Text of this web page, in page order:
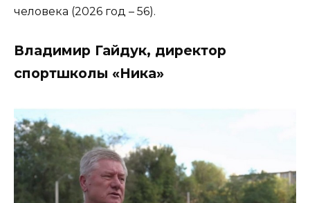
человека (2026 год – 56).
Владимир Гайдук, директор
спортшколы «Ника»